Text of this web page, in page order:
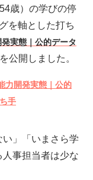
歳）の学びの停
を軸とした打ち
発実態｜公的データ
を公開しました。
力開発実態｜公的
手
い」「いまさら学
事担当者は少な